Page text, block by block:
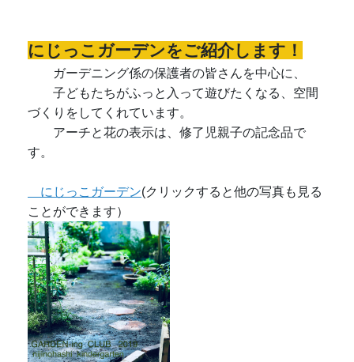
にじっこガーデンをご紹介します！
ガーデニング係の保護者の皆さんを中心に、
子どもたちがふっと入って遊びたくなる、空間
づくりをしてくれています。
アーチと花の表示は、修了児親子の記念品で
す。
にじっこガーデン(クリックすると他の写真も見る
ことができます）